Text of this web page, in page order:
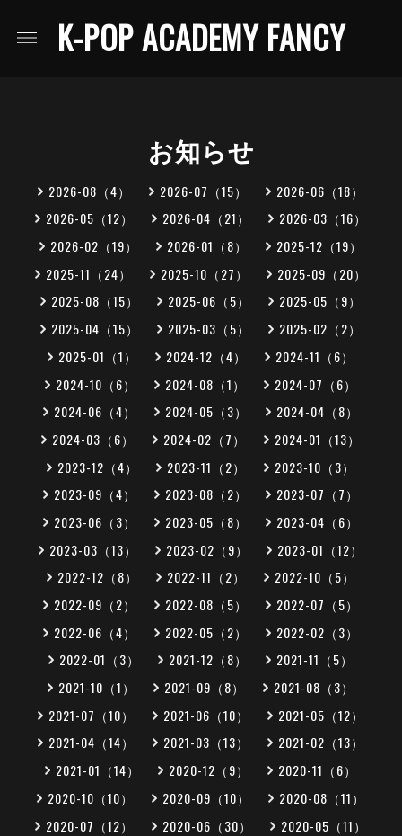
K-POP ACADEMY FANCY
お知らせ
2026-08（4） 2026-07（15）
2026-06（18）
2026-05（12）
2026-04（21）
2026-03（16）
2026-02（19）
2026-01（8）
2025-12（19）
2025-11（24）
2025-10（27）
2025-09（20）
2025-08（15）
2025-06（5）
2025-05（9）
2025-04（15）
2025-03（5）
2025-02（2）
2025-01（1）
2024-12（4）
2024-11（6）
2024-10（6）
2024-08（1）
2024-07（6）
2024-06（4）
2024-05（3）
2024-04（8）
2024-03（6）
2024-02（7）
2024-01（13）
2023-12（4）
2023-11（2）
2023-10（3）
2023-09（4）
2023-08（2）
2023-07（7）
2023-06（3）
2023-05（8）
2023-04（6）
2023-03（13）
2023-02（9）
2023-01（12）
2022-12（8）
2022-11（2）
2022-10（5）
2022-09（2）
2022-08（5）
2022-07（5）
2022-06（4）
2022-05（2）
2022-02（3）
2022-01（3）
2021-12（8）
2021-11（5）
2021-10（1）
2021-09（8）
2021-08（3）
2021-07（10）
2021-06（10）
2021-05（12）
2021-04（14）
2021-03（13）
2021-02（13）
2021-01（14）
2020-12（9）
2020-11（6）
2020-10（10）
2020-09（10）
2020-08（11）
2020-07（12）
2020-06（30）
2020-05（11）